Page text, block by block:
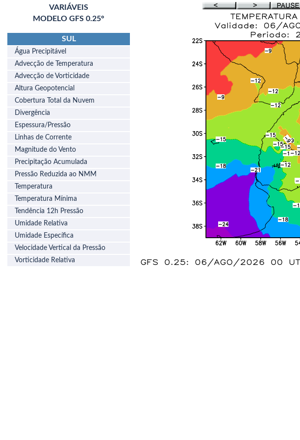
VARIÁVEIS
MODELO GFS 0.25°
SUL
Água Precipitável
Advecção de Temperatura
Advecção de Vorticidade
Altura Geopotencial
Cobertura Total da Nuvem
Divergência
Espessura/Pressão
Linhas de Corrente
Magnitude do Vento
Precipitação Acumulada
Pressão Reduzida ao NMM
Temperatura
Temperatura Mínima
Tendência 12h Pressão
Umidade Relativa
Umidade Específica
Velocidade Vertical da Pressão
Vorticidade Relativa